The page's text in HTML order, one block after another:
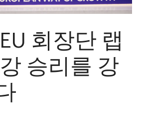
회장단 랩
승리를 강